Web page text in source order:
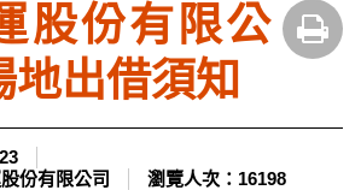
股份有限公
地出借須知
份有限公司 瀏覽人次： 16198